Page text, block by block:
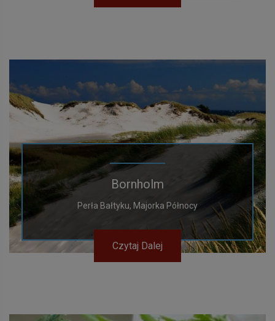
Bornholm
Perła Bałtyku, Majorka Północy
Czytaj Dalej